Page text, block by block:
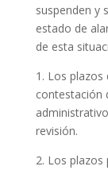
suspenden y
estado de
de esta
1. Los plazos
contestación
revisión.
2. Los